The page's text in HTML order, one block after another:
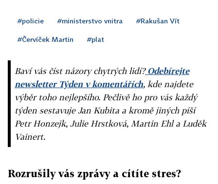
#policie #ministerstvo vnitra #Rakušan Vít
#Červíček Martin #plat
Baví vás číst názory chytrých lidí?Odebírejte
newsletter Týden v komentářích, kde najdete
výběr toho nejlepšího. Pečlivě ho pro vás každý
týden sestavuje Jan Kubita a kromě jiných píší
Petr Honzejk, Julie Hrstková, Martin Ehl a Luděk
Vainert.
Rozrušily vás zprávy a cítíte stres?